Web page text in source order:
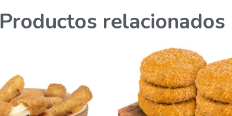
Productos relacionados